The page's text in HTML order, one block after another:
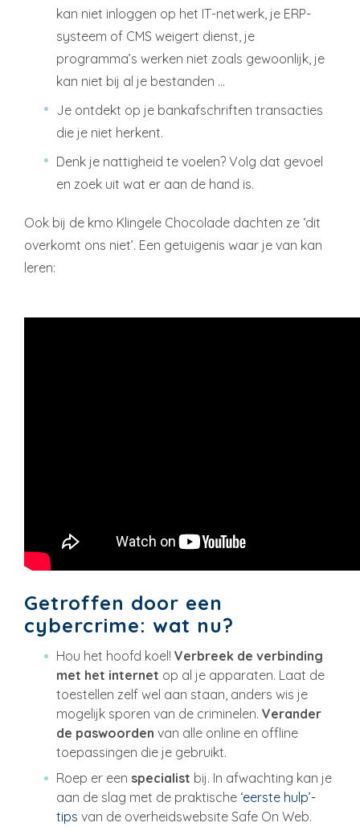
kan niet inloggen op het IT-netwerk, je ERP-
systeem of CMS weigert dienst, je
programma’s werken niet zoals gewoonlijk, je
kan niet bij al je bestanden …
Je ontdekt op je bankafschriften transacties
die je niet herkent.
Denk je nattigheid te voelen? Volg dat gevoel
en zoek uit wat er aan de hand is.
Ook bij de kmo Klingele Chocolade dachten ze ‘dit
overkomt ons niet’. Een getuigenis waar je van kan
leren:
Getroffen door een
cybercrime: wat nu?
Hou het hoofd koel! Verbreek de verbinding
met het internet op al je apparaten. Laat de
toestellen zelf wel aan staan, anders wis je
mogelijk sporen van de criminelen. Verander
de paswoorden van alle online en offline
toepassingen die je gebruikt.
Roep er een specialist bij. In afwachting kan je
aan de slag met de praktische ‘eerste hulp’-
tips van de overheidswebsite Safe On Web.